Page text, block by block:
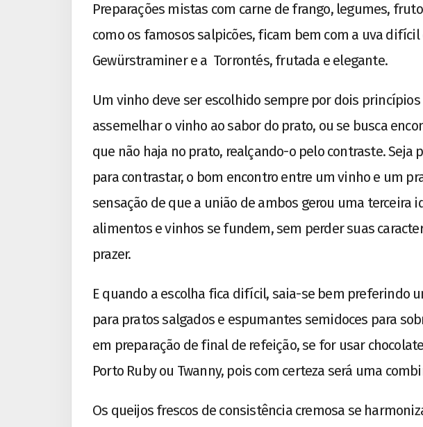
Preparações mistas com carne de frango, legumes,
como os famosos salpicões, ficam bem com a uva difícil
Gewürstraminer e a Torrontés, frutada e elegante.
Um vinho deve ser escolhido sempre por dois
assemelhar o vinho ao sabor do prato, ou se busca
que não haja no prato, realçando-o pelo contraste. Seja
para contrastar, o bom encontro entre um vinho e um
sensação de que a união de ambos gerou uma terceira
alimentos e vinhos se fundem, sem perder suas
prazer.
E quando a escolha fica difícil, saia-se bem preferindo
para pratos salgados e espumantes semidoces para
em preparação de final de refeição, se for usar
Porto Ruby ou Twanny, pois com certeza será uma
Os queijos frescos de consistência cremosa se